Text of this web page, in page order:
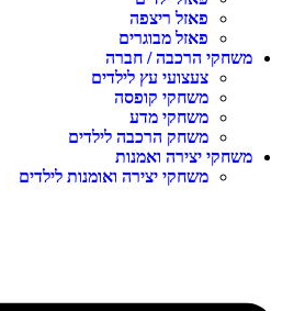
פאזל ריצפה
פאזל מבוגרים
משחקי הרכבה / חברה
צעצועי עץ לילדים
משחקי קופסה
משחקי מדע
משחק הרכבה לילדים
משחקי יצירה ואמנות
משחקי יצירה ואומנות לילדים